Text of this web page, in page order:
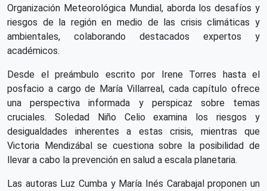
Organización Meteorológica Mundial, aborda los desafíos y
riesgos de la región en medio de las crisis climáticas y
ambientales, colaborando destacados expertos y
académicos.
Desde el preámbulo escrito por Irene Torres hasta el
posfacio a cargo de María Villarreal, cada capítulo ofrece
una perspectiva informada y perspicaz sobre temas
cruciales. Soledad Niño Celio examina los riesgos y
desigualdades inherentes a estas crisis, mientras que
Victoria Mendizábal se cuestiona sobre la posibilidad de
llevar a cabo la prevención en salud a escala planetaria.
Las autoras Luz Cumba y María Inés Carabajal proponen un